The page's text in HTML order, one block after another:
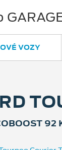
VOZY
92